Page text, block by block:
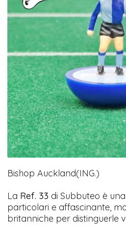
Bishop Auckland(ING.)
La Ref. 33 di Subbuteo è
particolari e affascinante,
britanniche per distinguerle